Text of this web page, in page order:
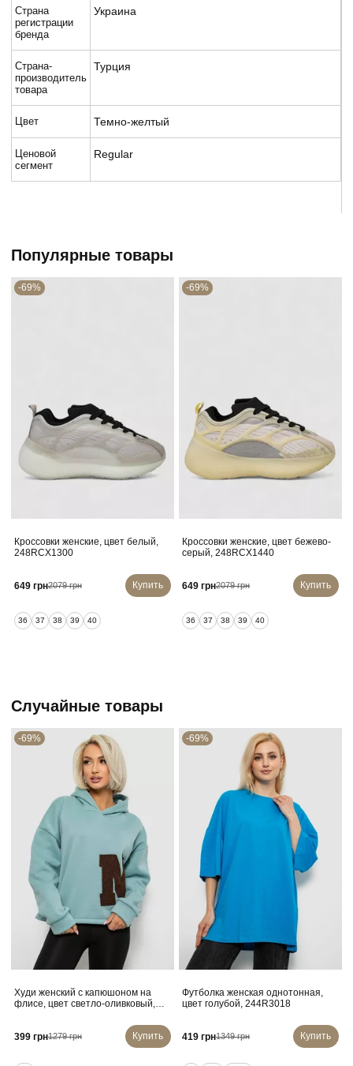
Страна
регистрации
бренда
Украина
Страна-
производитель
товара
Турция
Цвет Темно-желтый
Ценовой
сегмент
Regular
Популярные товары
-69%
Кроссовки женские, цвет белый,
248RCX1300
649 грн2079 грн Купить
36 37 38 39 40
-69%
Кроссовки женские, цвет бежево-
серый, 248RCX1440
649 грн2079 грн Купить
36 37 38 39 40
Случайные товары
-69%
Худи женский с капюшоном на
флисе, цвет светло-оливковый,
399 грн1279 грн Купить
-69%
Футболка женская однотонная,
цвет голубой, 244R3018
419 грн1349 грн Купить